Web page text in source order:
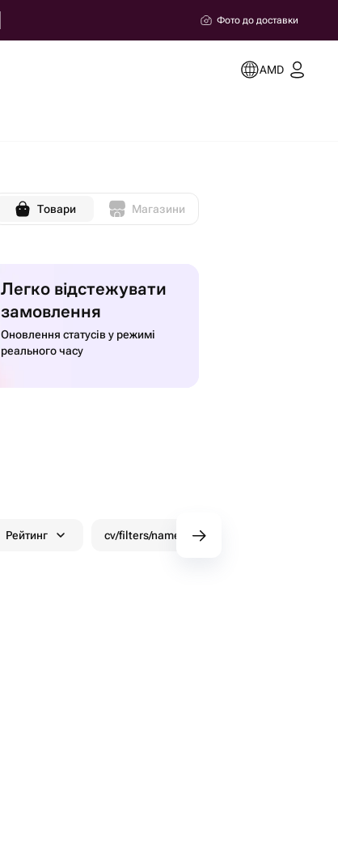
Фото до доставки
AMD
Товари Магазини
Легко відстежувати
замовлення
Оновлення статусів у режимі
реального часу
Рейтинг cv/filters/name_fast_delivery